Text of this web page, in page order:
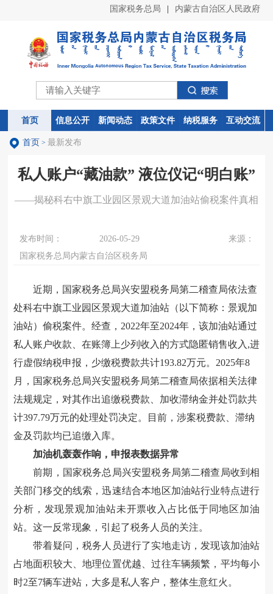
国家税务总局 内蒙古自治区人民政府
首页 信息公开 新闻动态 政策文件 纳税服务 互动交流
首页 信息公开 新闻动态 政策文件 纳税服务 互动交流
首页 > 最新发布
私人账户“藏油款” 液位仪记“明白账”
——揭秘科右中旗工业园区景观大道加油站偷税案件真相
发布时间： 2026-05-29
来源：
国家税务总局内蒙古自治区税务局
近期，国家税务总局兴安盟税务局第二稽查局依法查
处科右中旗工业园区景观大道加油站（以下简称：景观加
油站）偷税案件。经查，2022年至2024年，该加油站通过
私人账户收款、在账簿上少列收入的方式隐匿销售收入,进
行虚假纳税申报，少缴税费款共计193.82万元。2025年8
月，国家税务总局兴安盟税务局第二稽查局依据相关法律
法规规定，对其作出追缴税费款、加收滞纳金并处罚款共
计397.79万元的处理处罚决定。目前，涉案税费款、滞纳
金及罚款均已追缴入库。
加油机轰轰作响，申报表数据异常
前期，国家税务总局兴安盟税务局第二稽查局收到相
关部门移交的线索 ，迅速结合本地区加油站行业特点进行
分析，发现景观加油站未开票收入占比低于同地区加油
站。这一反常现象，引起了税务人员的关注。
带着疑问，税务人员进行了实地走访，发现该加油站
占地面积较大、地理位置优越、过往车辆频繁，平均每小
时2至7辆车进站，大多是私人客户，整体生意红火。